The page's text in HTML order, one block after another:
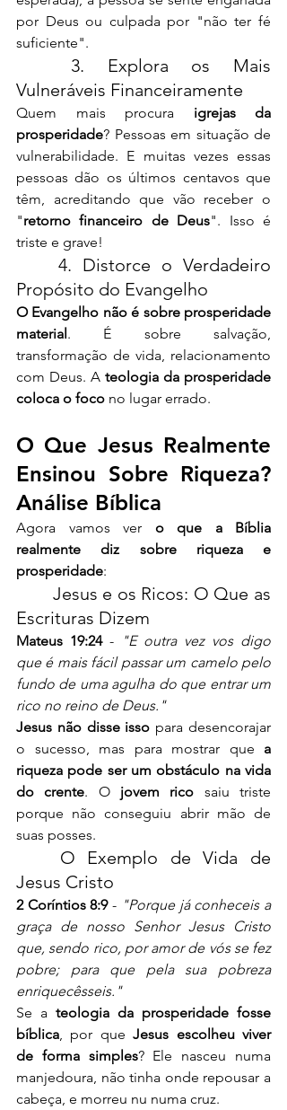
por Deus ou culpada por "não ter fé
suficiente".
Vulneráveis Financeiramente
Quem mais procura igrejas da
prosperidade? Pessoas em situação de
vulnerabilidade. E muitas vezes essas
pessoas dão os últimos centavos que
têm, acreditando que vão receber o
"retorno financeiro de Deus". Isso é
triste e grave!
Propósito do Evangelho
O Evangelho não é sobre prosperidade
material. É sobre salvação,
transformação de vida, relacionamento
com Deus. A teologia da prosperidade
coloca o foco no lugar errado.
O Que Jesus Realmente
Ensinou Sobre Riqueza?
Análise Bíblica
Agora vamos ver o que a Bíblia
realmente diz sobre riqueza e
prosperidade:
Escrituras Dizem
Mateus 19:24 -
"E outra vez vos digo
que é mais fácil passar um camelo pelo
fundo de uma agulha do que entrar um
rico no reino de Deus."
Jesus não disse isso para desencorajar
o sucesso, mas para mostrar que a
riqueza pode ser um obstáculo na vida
do crente. O jovem rico saiu triste
porque não conseguiu abrir mão de
suas posses.
Jesus Cristo
2 Coríntios 8:9 - "Porque já conheceis a
graça de nosso Senhor Jesus Cristo
que, sendo rico, por amor de vós se fez
pobre; para que pela sua pobreza
enriquecêsseis."
Se a teologia da prosperidade fosse
bíblica, por que Jesus escolheu viver
de forma simples? Ele nasceu numa
manjedoura, não tinha onde repousar a
cabeça, e morreu nu numa cruz.